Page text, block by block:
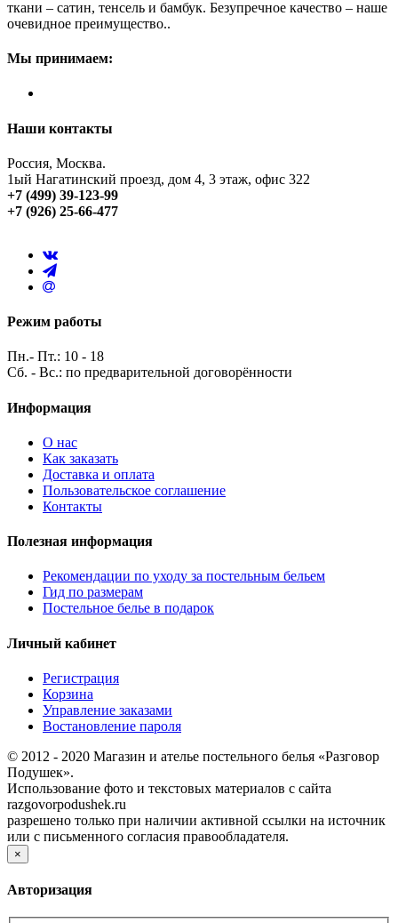
ткани – сатин, тенсель и бамбук. Безупречное качество – наше
очевидное преимущество..
Мы принимаем:
Наши контакты
Россия, Москва.
1ый Нагатинский проезд, дом 4, 3 этаж, офис 322
+7 (499) 39-123-99
+7 (926) 25-66-477
Режим работы
Пн.- Пт.: 10 - 18
Сб. - Вс.: по предварительной договорённости
Информация
О нас
Как заказать
Доставка и оплата
Пользовательское соглашение
Контакты
Полезная информация
Рекомендации по уходу за постельным бельем
Гид по размерам
Постельное белье в подарок
Личный кабинет
Регистрация
Корзина
Управление заказами
Востановление пароля
© 2012 - 2020 Магазин и ателье постельного белья «Разговор
Подушек».
Использование фото и текстовых материалов с сайта
razgovorpodushek.ru
разрешено только при наличии активной ссылки на источник
или с письменного согласия правообладателя.
×
Авторизация